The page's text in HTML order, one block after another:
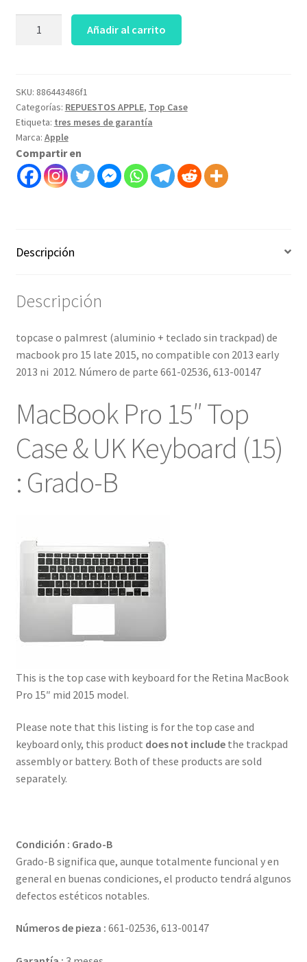
Macbook
pro
15
late
2015-
Art.
Añadir al carrito
SKU: 886443486f1
Categorías: REPUESTOS APPLE, Top Case
Etiqueta: tres meses de garantía
Marca: Apple
Compartir en
Descripción
Descripción
topcase o palmrest (aluminio + teclado sin trackpad) de
macbook pro 15 late 2015, no compatible con 2013 early
2013 ni 2012. Número de parte 661-02536, 613-00147
MacBook Pro 15″ Top
Case & UK Keyboard (15)
: Grado-B
This is the top case with keyboard for the Retina MacBook
Pro 15″ mid 2015 model.
Please note that this listing is for the top case and
keyboard only, this product does not includethe trackpad
assembly or battery. Both of these products are sold
separately.
Condición : Grado-B
Grado-B significa que, aunque totalmente funcional y en
general en buenas condiciones, el producto tendrá algunos
defectos estéticos notables.
Números de pieza : 661-02536, 613-00147